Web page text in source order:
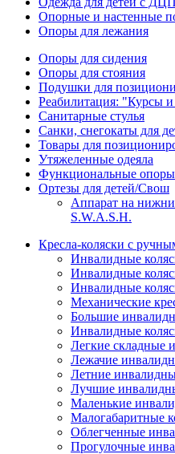
Опорные и настенные
Опоры для лежания
Опоры для сидения
Опоры для стояния
Подушки для
Реабилитация: "Курсы и
Санитарные стулья
Санки, снегокаты для
Товары для
Утяжеленные одеяла
Функциональные опоры
Ортезы для детей/Свош
Аппарат на
S.W.A.S.H.
Кресла-коляски с
Инвалидные
Инвалидные
Инвалидные
Механические
Большие
Инвалидные
Легкие складные
Лежачие
Летние
Лучшие
Маленькие
Малогабаритные
Облегченные
Прогулочные